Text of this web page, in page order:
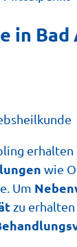
in Bad
erhalten
wie
Um
zu erhalten